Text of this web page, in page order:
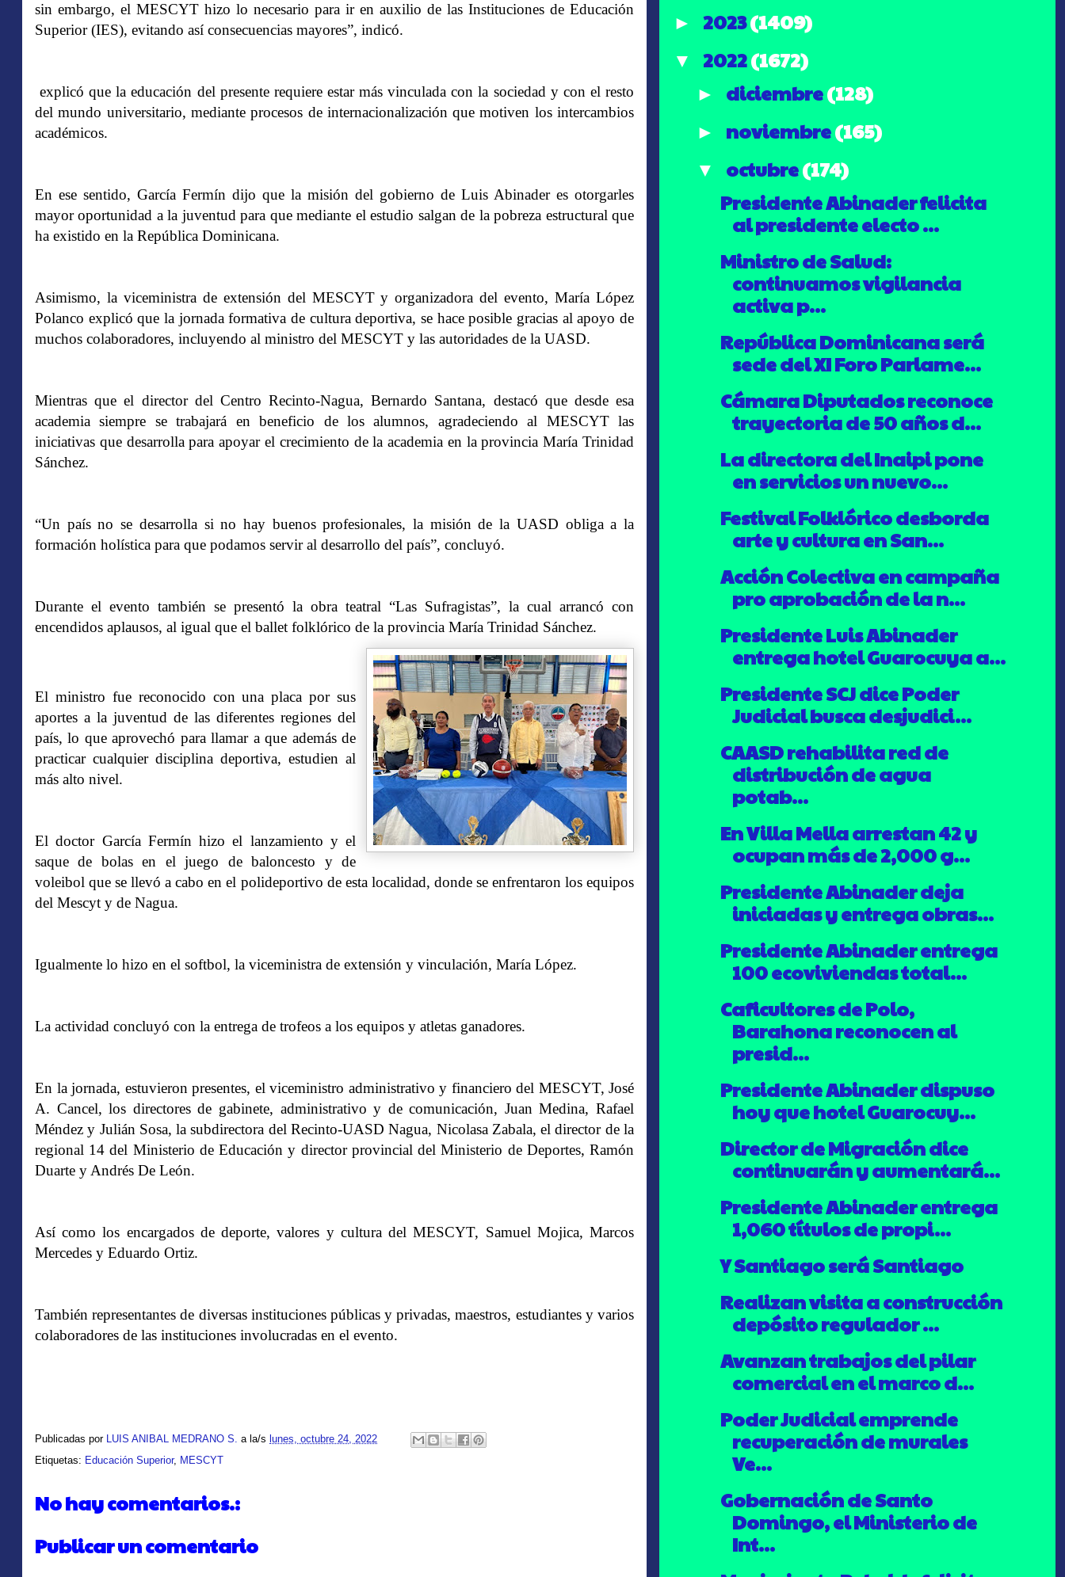
sin embargo, el MESCYT hizo lo necesario para ir en auxilio de las Instituciones de Educación
Superior (IES), evitando así consecuencias mayores”, indicó.
explicó que la educación del presente requiere estar más vinculada con la sociedad y con el resto
del mundo universitario, mediante procesos de internacionalización que motiven los intercambios
académicos.
En ese sentido, García Fermín dijo que la misión del gobierno de Luis Abinader es otorgarles
mayor oportunidad a la juventud para que mediante el estudio salgan de la pobreza estructural que
ha existido en la República Dominicana.
Asimismo, la viceministra de extensión del MESCYT y organizadora del evento, María López
Polanco explicó que la jornada formativa de cultura deportiva, se hace posible gracias al apoyo de
muchos colaboradores, incluyendo al ministro del MESCYT y las autoridades de la UASD.
Mientras que el director del Centro Recinto-Nagua, Bernardo Santana, destacó que desde esa
academia siempre se trabajará en beneficio de los alumnos, agradeciendo al MESCYT las
iniciativas que desarrolla para apoyar el crecimiento de la academia en la provincia María Trinidad
Sánchez.
“Un país no se desarrolla si no hay buenos profesionales, la misión de la UASD obliga a la
formación holística para que podamos servir al desarrollo del país”, concluyó.
Durante el evento también se presentó la obra teatral “Las Sufragistas”, la cual arrancó con
encendidos aplausos, al igual que el ballet folklórico de la provincia María Trinidad Sánchez.
El ministro fue reconocido con una placa por sus
aportes a la juventud de las diferentes regiones del
país, lo que aprovechó para llamar a que además de
practicar cualquier disciplina deportiva, estudien al
más alto nivel.
El doctor García Fermín hizo el lanzamiento y el
saque de bolas en el juego de baloncesto y de
voleibol que se llevó a cabo en el polideportivo de esta localidad, donde se enfrentaron los equipos
del Mescyt y de Nagua.
Igualmente lo hizo en el softbol, la viceministra de extensión y vinculación, María López.
La actividad concluyó con la entrega de trofeos a los equipos y atletas ganadores.
En la jornada, estuvieron presentes, el viceministro administrativo y financiero del MESCYT, José
A. Cancel, los directores de gabinete, administrativo y de comunicación, Juan Medina, Rafael
Méndez y Julián Sosa, la subdirectora del Recinto-UASD Nagua, Nicolasa Zabala, el director de la
regional 14 del Ministerio de Educación y director provincial del Ministerio de Deportes, Ramón
Duarte y Andrés De León.
Así como los encargados de deporte, valores y cultura del MESCYT, Samuel Mojica, Marcos
Mercedes y Eduardo Ortiz.
También representantes de diversas instituciones públicas y privadas, maestros, estudiantes y varios
colaboradores de las instituciones involucradas en el evento.
Publicadas por LUIS ANIBAL MEDRANO S. a la/s lunes, octubre 24, 2022
Etiquetas: Educación Superior, MESCYT
No hay comentarios.:
Publicar un comentario
► 2023(1409)
▼ 2022(1672)
► diciembre(128)
► noviembre(165)
▼ octubre(174)
Presidente Abinader felicita
al presidente electo ...
Ministro de Salud:
continuamos vigilancia
activa p...
República Dominicana será
sede del XI Foro Parlame...
Cámara Diputados reconoce
trayectoria de 50 años d...
La directora del Inaipi pone
en servicios un nuevo...
Festival Folklórico desborda
arte y cultura en San...
Acción Colectiva en campaña
pro aprobación de la n...
Presidente Luis Abinader
entrega hotel Guarocuya a...
Presidente SCJ dice Poder
Judicial busca desjudici...
CAASD rehabilita red de
distribución de agua
potab...
En Villa Mella arrestan 42 y
ocupan más de 2,000 g...
Presidente Abinader deja
iniciadas y entrega obras...
Presidente Abinader entrega
100 ecoviviendas total...
Caficultores de Polo,
Barahona reconocen al
presid...
Presidente Abinader dispuso
hoy que hotel Guarocuy...
Director de Migración dice
continuarán y aumentará...
Presidente Abinader entrega
1,060 títulos de propi...
Y Santiago será Santiago
Realizan visita a construcción
depósito regulador ...
Avanzan trabajos del pilar
comercial en el marco d...
Poder Judicial emprende
recuperación de murales
Ve...
Gobernación de Santo
Domingo, el Ministerio de
Int...